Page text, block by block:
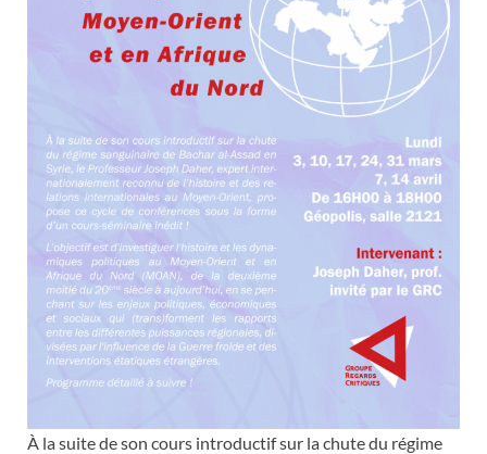
À la suite de son cours introductif sur la chute du régime